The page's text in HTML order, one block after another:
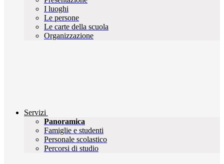
I luoghi
Le persone
Le carte della scuola
Organizzazione
Servizi
Panoramica
Famiglie e studenti
Personale scolastico
Percorsi di studio